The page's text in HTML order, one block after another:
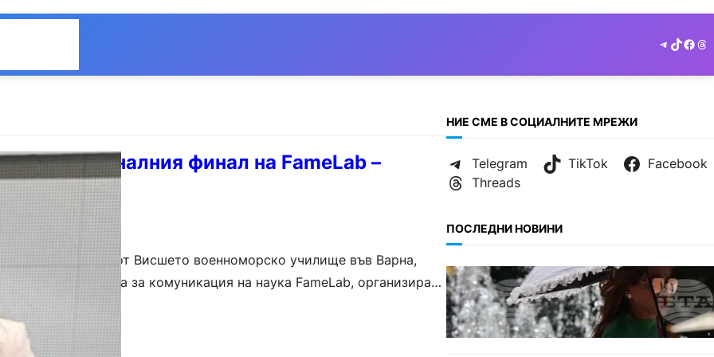
Telegram
TikTok
в националния финал на FameLab –
в ЦЕРН
първокурсничка от Висшето военноморско училище във Варна,
финал на конкурса за комуникация на наука FameLab, организиран
фестивал на науката. Тя ще има…
НИЕ СМЕ В СОЦИАЛНИТЕ МРЕЖИ
Telegram TikTok
Facebook
Threads
ПОСЛЕДНИ НОВИНИ
БЕЗ КАТЕГОРИЯ
Жега до 37°: НИМХ обяви
оранжев и жълт код за опасно
време.